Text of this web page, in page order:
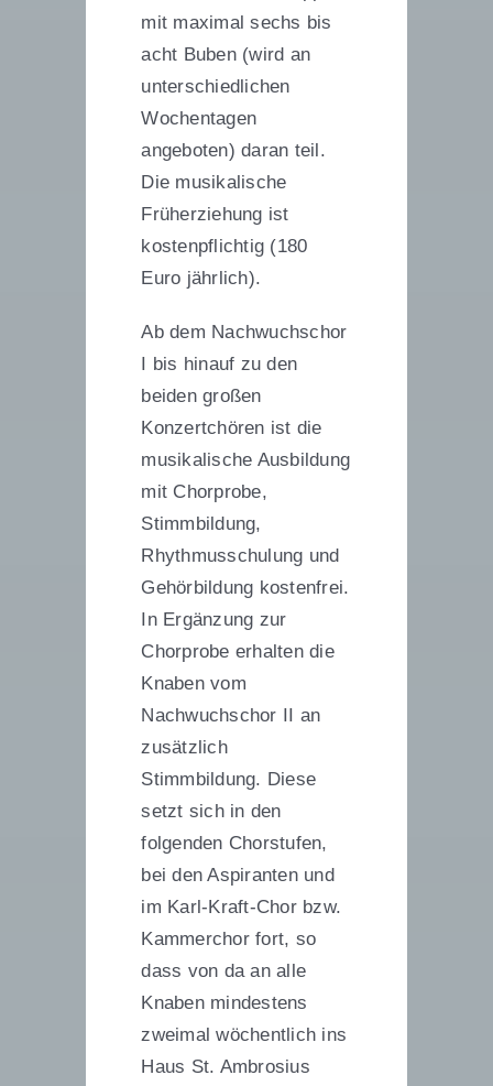
mit maximal sechs bis
acht Buben (wird an
unterschiedlichen
Wochentagen
angeboten) daran teil.
Die musikalische
Früherziehung ist
kostenpflichtig (180
Euro jährlich).
Ab dem Nachwuchschor
I bis hinauf zu den
beiden großen
Konzertchören ist die
musikalische Ausbildung
mit Chorprobe,
Stimmbildung,
Rhythmusschulung und
Gehörbildung kostenfrei.
In Ergänzung zur
Chorprobe erhalten die
Knaben vom
Nachwuchschor II an
zusätzlich
Stimmbildung. Diese
setzt sich in den
folgenden Chorstufen,
bei den Aspiranten und
im Karl-Kraft-Chor bzw.
Kammerchor fort, so
dass von da an alle
Knaben mindestens
zweimal wöchentlich ins
Haus St. Ambrosius